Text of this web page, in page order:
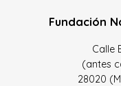
Fundación
Calle
(antes
28020